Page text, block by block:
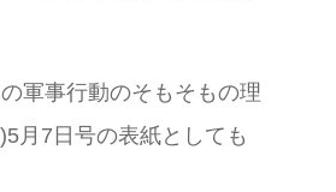
軍事行動のそもそもの理
月7日号の表紙としても